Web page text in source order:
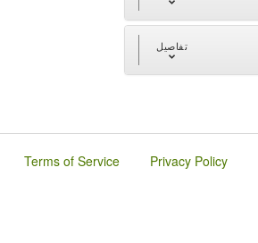
تفاصيل
Terms of Service Privacy Policy